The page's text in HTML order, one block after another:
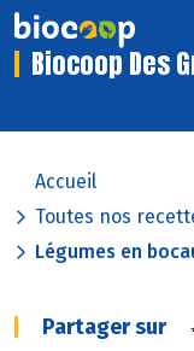
Biocoop Des
Accueil
Toutes nos
Légumes en
Partager sur